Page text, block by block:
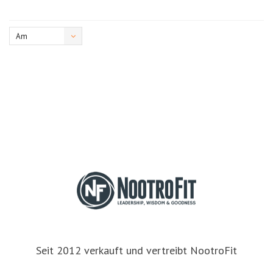
Am
Seit 2012 verkauft und vertreibt NootroFit